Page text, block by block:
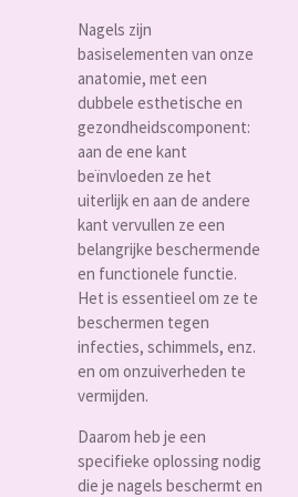
Nagels zijn
basiselementen van onze
anatomie, met een
dubbele esthetische en
gezondheidscomponent:
aan de ene kant
beïnvloeden ze het
uiterlijk en aan de andere
kant vervullen ze een
belangrijke beschermende
en functionele functie.
Het is essentieel om ze te
beschermen tegen
infecties, schimmels, enz.
en om onzuiverheden te
vermijden.
Daarom heb je een
specifieke oplossing nodig
die je nagels beschermt en